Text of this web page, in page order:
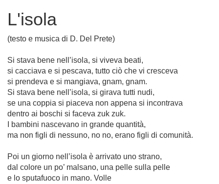
L'isola
(testo e musica di D. Del Prete)
Si stava bene nell’isola, si viveva beati,
si cacciava e si pescava, tutto ciò che vi cresceva
si prendeva e si mangiava, gnam, gnam.
Si stava bene nell’isola, si girava tutti nudi,
se una coppia si piaceva non appena si incontrava
dentro ai boschi si faceva zuk zuk.
I bambini nascevano in grande quantità,
ma non figli di nessuno, no no, erano figli di comunità.
Poi un giorno nell’isola è arrivato uno strano,
dal colore un po’ malsano, una pelle sulla pelle
e lo sputafuoco in mano. Volle